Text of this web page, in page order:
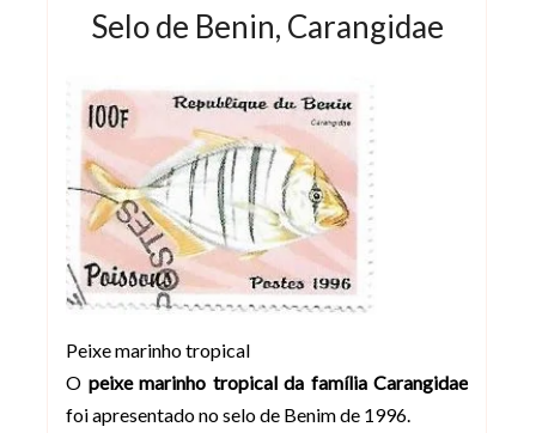
Selo de Benin, Carangidae
Peixe marinho tropical
O peixe marinho tropical da família Carangidae
foi apresentado no selo de Benim de 1996.